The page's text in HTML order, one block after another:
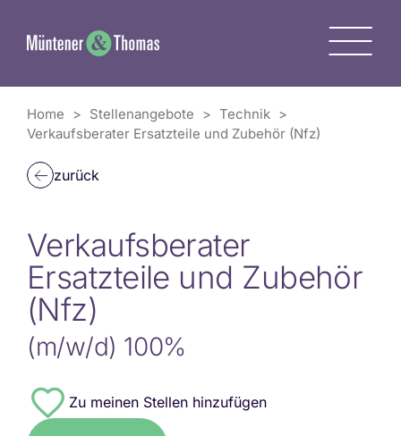
springen
Home > Stellenangebote > Technik >
Verkaufsberater Ersatzteile und Zubehör (Nfz)
zurück
Verkaufsberater
Ersatzteile und Zubehör
(Nfz)
(m/w/d) 100%
#8507